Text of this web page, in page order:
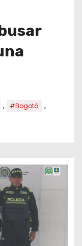
, #Bogotá ,